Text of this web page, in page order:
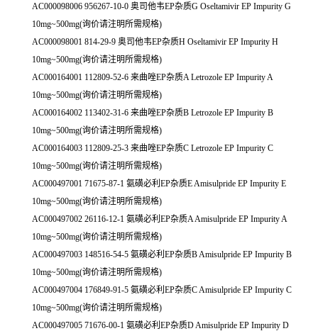
AC000098006 956267-10-0 奥司他韦EP杂质G Oseltamivir EP Impurity G
10mg~500mg(询价请注明所需规格)
AC000098001 814-29-9 奥司他韦EP杂质H Oseltamivir EP Impurity H
10mg~500mg(询价请注明所需规格)
AC000164001 112809-52-6 来曲唑EP杂质A Letrozole EP Impurity A
10mg~500mg(询价请注明所需规格)
AC000164002 113402-31-6 来曲唑EP杂质B Letrozole EP Impurity B
10mg~500mg(询价请注明所需规格)
AC000164003 112809-25-3 来曲唑EP杂质C Letrozole EP Impurity C
10mg~500mg(询价请注明所需规格)
AC000497001 71675-87-1 氨磺必利EP杂质E Amisulpride EP Impurity E
10mg~500mg(询价请注明所需规格)
AC000497002 26116-12-1 氨磺必利EP杂质A Amisulpride EP Impurity A
10mg~500mg(询价请注明所需规格)
AC000497003 148516-54-5 氨磺必利EP杂质B Amisulpride EP Impurity B
10mg~500mg(询价请注明所需规格)
AC000497004 176849-91-5 氨磺必利EP杂质C Amisulpride EP Impurity C
10mg~500mg(询价请注明所需规格)
AC000497005 71676-00-1 氨磺必利EP杂质D Amisulpride EP Impurity D